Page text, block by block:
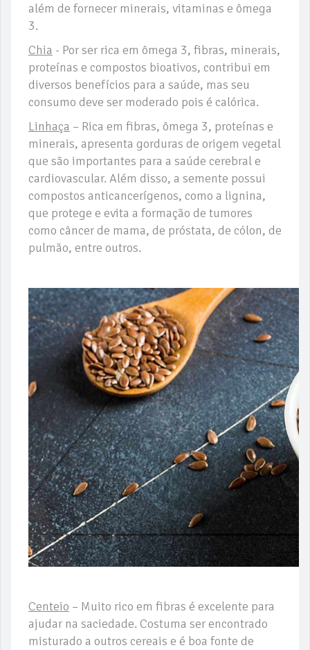
além de fornecer minerais, vitaminas e ômega
3.
Chia - Por ser rica em ômega 3, fibras, minerais,
proteínas e compostos bioativos, contribui em
diversos benefícios para a saúde, mas seu
consumo deve ser moderado pois é calórica.
Linhaça – Rica em fibras, ômega 3, proteínas e
minerais, apresenta gorduras de origem vegetal
que são importantes para a saúde cerebral e
cardiovascular. Além disso, a semente possui
compostos anticancerígenos, como a lignina,
que protege e evita a formação de tumores
como câncer de mama, de próstata, de cólon, de
pulmão, entre outros.
Centeio – Muito rico em fibras é excelente para
ajudar na saciedade. Costuma ser encontrado
misturado a outros cereais e é boa fonte de